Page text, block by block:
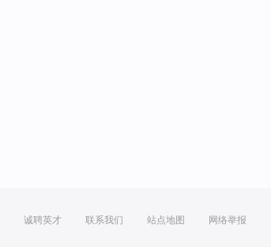
诚聘英才 联系我们 站点地图 网络举报